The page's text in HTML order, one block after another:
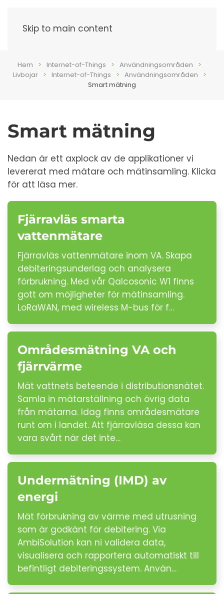
Skip to main content
Hem Internet-of-Things
Användningsområden
Livbojar
Internet-of-Things
Användningsområden
Smart mätning
Smart mätning
Nedan är ett axplock av de applikationer vi
levererat med mätare och mätinsamling. Klicka
för att läsa mer.
Fjärravläs smarta
vattenmätare
Fjärravläs vattenmätare inom VA. Skapa
debiteringsunderlag och analysera
förbrukning. Med vår Qalcosonic W1 finns
gott om möjligheter för mätinsamling.
LoRaWAN, med wireless M-bus för f…
Områdesmätning VA och
fjärrvärme
Mät vattnets beteende i distributionsnätet.
Samla in mätarställning och övrig data
från mätarna. Idag finns områdesmätare
runt om i landet. Att fjärravläsa dessa kan
vara svårt när det inte…
Undermätning (IMD) av
energi
Mät förbrukning av värme med utrusning
som är godkänt för debitering. Via
AmbiSolution kan ni validera data,
visualisera och rapportera automatiskt till
befintligt debiteringssystem. Använ…